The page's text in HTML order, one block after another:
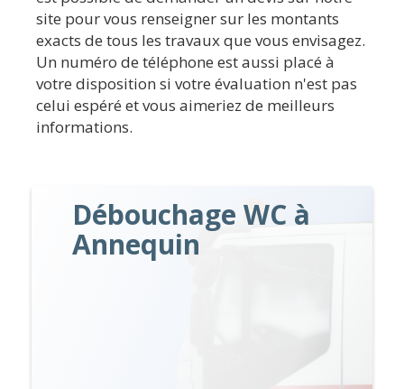
site pour vous renseigner sur les montants
exacts de tous les travaux que vous envisagez.
Un numéro de téléphone est aussi placé à
votre disposition si votre évaluation n'est pas
celui espéré et vous aimeriez de meilleurs
informations.
Débouchage WC à
Annequin